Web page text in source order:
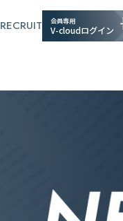
RECRUIT 会員専用
V-cloudログイン